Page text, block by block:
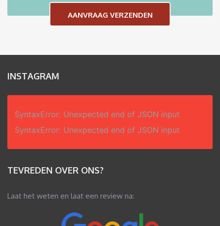
INSTAGRAM
SyntaxError: Unexpected end of JSON input
SyntaxError: Unexpected end of JSON input
TEVREDEN OVER ONS?
Laat het weten en laat een review na: